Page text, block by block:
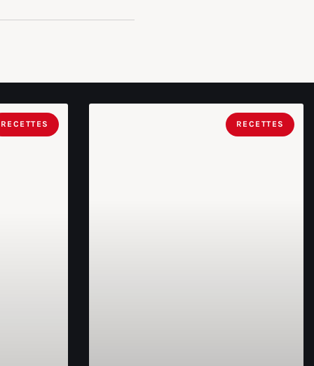
RECETTES RECETTES